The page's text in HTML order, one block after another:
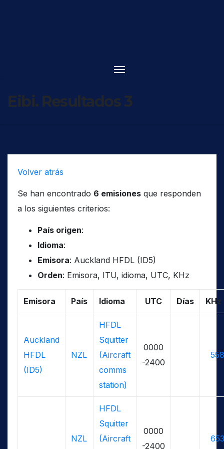
Eibi. Resultados 3
Volver atrás
Se han encontrado 6 emisiones que responden
a los siguientes criterios:
País origen:
Idioma:
Emisora: Auckland HFDL (ID5)
Orden: Emisora, ITU, idioma, UTC, KHz
Emisora País Idioma UTC Días KHz
Auckland
HFDL
(ID5)
NZL
HFDL
Squitter
(Aircraft
comms
station)
0000
-2400
NZL
HFDL
Squitter
(Aircraft
0000
-2400